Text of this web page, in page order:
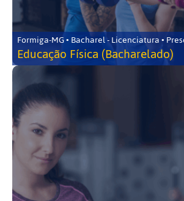
Formiga-MG • Bacharel - Licenciatura •
Educação Física (Bacharelado)